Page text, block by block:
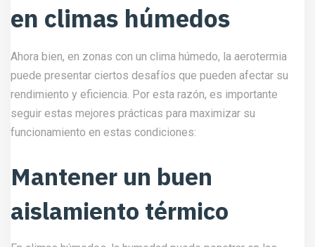
en climas húmedos
Ahora bien, en zonas con un clima húmedo, la aerotermia
puede presentar ciertos desafíos que pueden afectar su
rendimiento y eficiencia. Por esta razón, es importante
seguir estas mejores prácticas para maximizar su
funcionamiento en estas condiciones:
Mantener un buen
aislamiento térmico